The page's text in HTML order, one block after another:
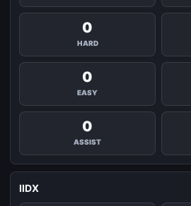
0
HARD
0
EASY
0
ASSIST
IIDX